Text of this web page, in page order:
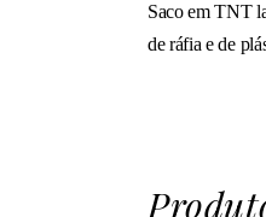
Saco em TNT
de ráfia e de